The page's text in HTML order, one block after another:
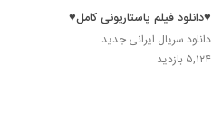
♥دانلود فیلم پاستاریونی کامل♥
دانلود سریال ایرانی جدید
۵,۱۲۴ بازدید